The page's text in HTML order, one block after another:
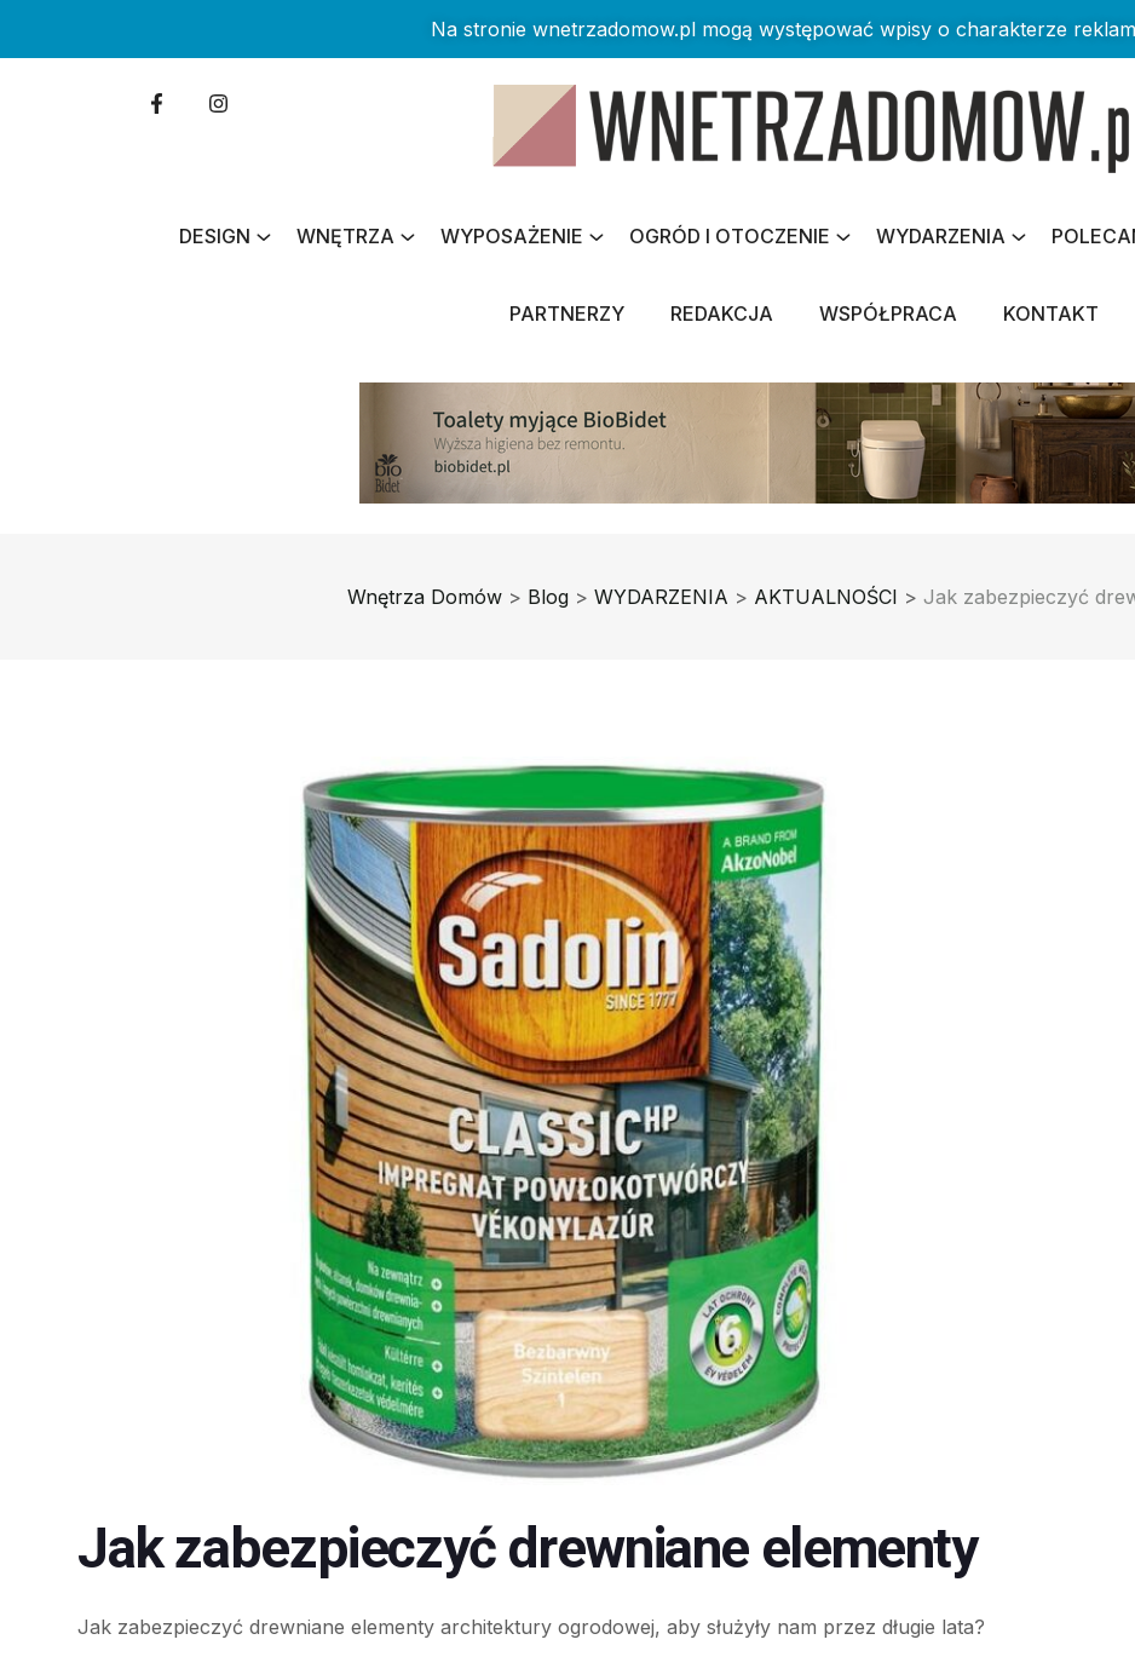
Na stronie wnetrzadomow.pl mogą występować wpisy o charakterze
DESIGN WNĘTRZA WYPOSAŻENIE OGRÓD I OTOCZENIE WYDARZENIA
PARTNERZY REDAKCJA WSPÓŁPRACA KONTAKT
Wnętrza Domów > Blog > WYDARZENIA > AKTUALNOŚCI > Jak zabezpieczyć
Jak zabezpieczyć drewniane elementy
Jak zabezpieczyć drewniane elementy architektury ogrodowej, aby służyły nam przez długie lata?